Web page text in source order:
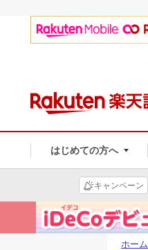
はじめての方へ
キャンペーン
ホーム